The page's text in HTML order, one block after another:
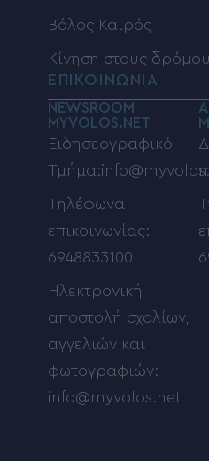
Βόλος Καιρός
Κίνηση στους
ΕΠΙΚΟΙΝΩΝΙΑ
NEWSROOM
MYVOLOS.NET
Ειδησεογραφικό
Τηλέφωνα
επικοινωνίας:
6948833100
Ηλεκτρονική
αποστολή σχολίων,
αγγελιών και
φωτογραφιών:
info@myvolos.net